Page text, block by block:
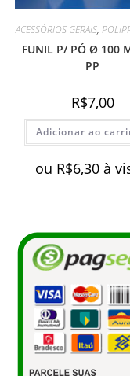
ACESSÓRIOS GERAIS,
FUNIL P/ PÓ Ø 100
PP
R$7,00
Adicionar ao
ou R$6,30 à